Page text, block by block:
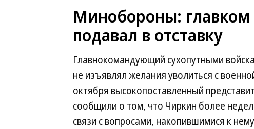
Минобороны: главком
подавал в отставку
Главнокомандующий сухопутными
не изъявлял желания уволиться с
октября высокопоставленный
сообщили о том, что Чиркин более
связи с вопросами, накопившимися к